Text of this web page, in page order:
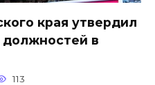
края утвердил
должностей в
113